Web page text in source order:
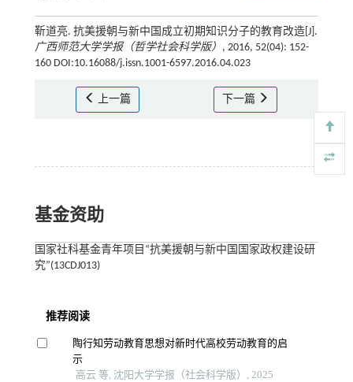
靳道亮. 抗美援朝与新中国成立初期知识分子的教育改造[J].
广西师范大学学报（哲学社会科学版） , 2016, 52(04): 152-
160 DOI:10.16088/j.issn.1001-6597.2016.04.023
上一篇 下一篇
基金资助
国家社科基金青年项目“抗美援朝与新中国国家政权建设研
究”(13CDJ013)